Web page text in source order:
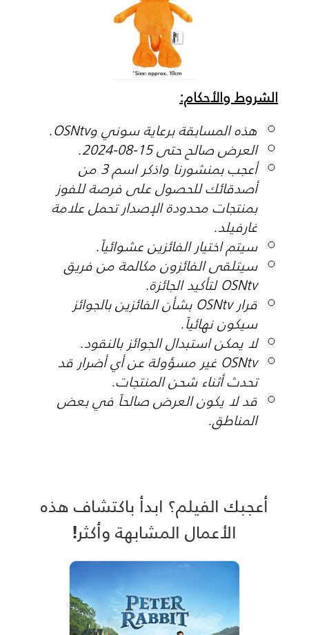
الشروط والأحكام:
هذه المسابقة برعاية سوني وOSNtv.
العرض صالح حتى 15-08-2024.
أعجب بمنشورنا واذكر اسم 3 من
أصدقائك للحصول على فرصة للفوز
بمنتجات محدودة الإصدار تحمل علامة
غارفيلد.
سيتم اختيار الفائزين عشوائياً.
سيتلقى الفائزون مكالمة من فريق
OSNtv لتأكيد الجائزة.
قرار OSNtv بشأن الفائزين بالجوائز
سيكون نهائياً.
لا يمكن استبدال الجوائز بالنقود.
OSNtv غير مسؤولة عن أي أضرار قد
تحدث أثناء شحن المنتجات.
قد لا يكون العرض صالحاً في بعض
المناطق.
أعجبك الفيلم؟ ابدأ باكتشاف هذه
الأعمال المشابهة وأكثر!